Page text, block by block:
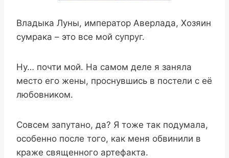
Владыка Луны, император Аверлада, Хозяин
сумрака – это все мой супруг.
Ну… почти мой. На самом деле я заняла
место его жены, проснувшись в постели с её
любовником.
Совсем запутано, да? Я тоже так подумала,
особенно после того, как меня обвинили в
краже священного артефакта.